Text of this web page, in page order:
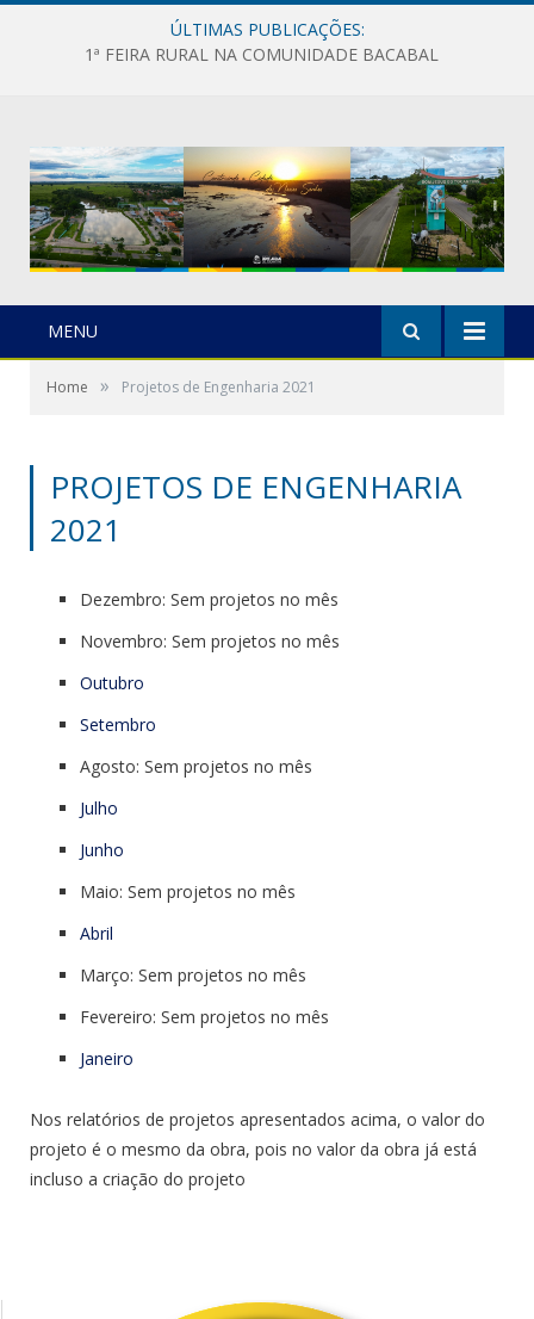
ÚLTIMAS PUBLICAÇÕES:
1ª FEIRA RURAL NA COMUNIDADE BACABAL
MENU
Home » Projetos de Engenharia 2021
PROJETOS DE ENGENHARIA
2021
Dezembro: Sem projetos no mês
Novembro: Sem projetos no mês
Outubro
Setembro
Agosto: Sem projetos no mês
Julho
Junho
Maio: Sem projetos no mês
Abril
Março: Sem projetos no mês
Fevereiro: Sem projetos no mês
Janeiro
Nos relatórios de projetos apresentados acima, o valor do
projeto é o mesmo da obra, pois no valor da obra já está
incluso a criação do projeto